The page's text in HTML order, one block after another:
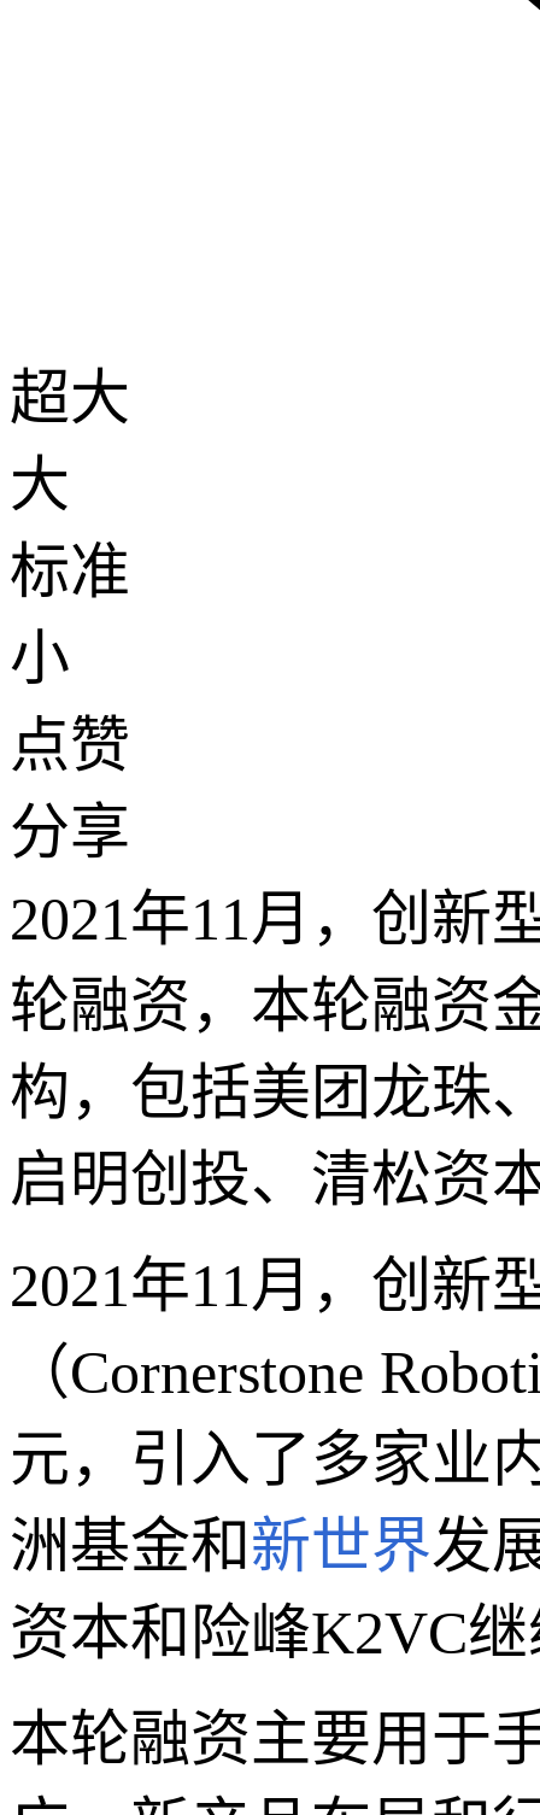
超大
大
标准
小
点赞
分享
2021年11月，创新
轮融资，本轮融资
构，包括美团龙珠
启明创投、清松资
2021年11月，创新
（Cornerstone
元，引入了多家业
洲基金和新世界发
资本和险峰K2VC
本轮融资主要用于